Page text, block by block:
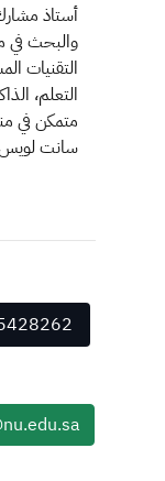
أستاذ
والبحث في
التقنيات
التعلم،
متمكن في
سانت لويس